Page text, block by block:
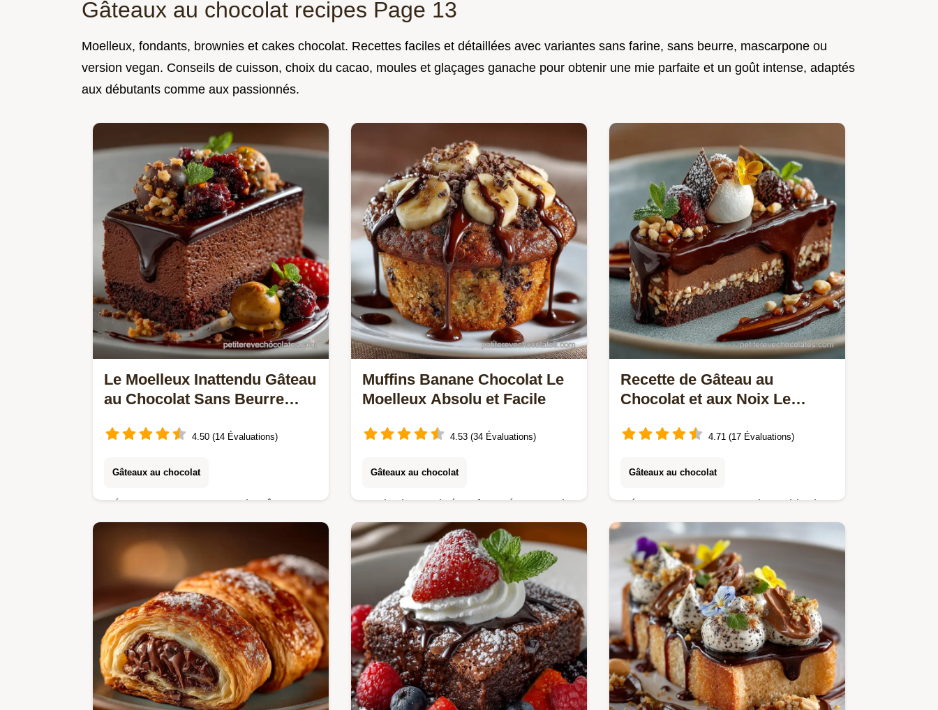
Gâteaux au chocolat recipes Page 13
Moelleux, fondants, brownies et cakes chocolat. Recettes faciles et détaillées avec variantes sans farine, sans beurre, mascarpone ou
version vegan. Conseils de cuisson, choix du cacao, moules et glaçages ganache pour obtenir une mie parfaite et un goût intense, adaptés
aux débutants comme aux passionnés.
Le Moelleux Inattendu Gâteau
au Chocolat Sans Beurre
4.50 (14 Évaluations)
Gâteaux au chocolat
Découvrez notre recette de gâteau au
chocolat sans beurre incroyablement
moelleux et aérien Le secret réside
dans lhuile et les blancs montés
Muffins Banane Chocolat Le
Moelleux Absolu et Facile
4.53 (34 Évaluations)
Gâteaux au chocolat
Envie dun vrai réconfort Découvrez la
recette des muffins banane chocolat
ultramoelleux sans stress et parfaits
pour le quatreheures On vous livre le
secret de…
Recette de Gâteau au
Chocolat et aux Noix Le
4.71 (17 Évaluations)
Gâteaux au chocolat
Découvrez notre recette inratable de
Gâteau au Chocolat et aux Noix un
dessert chocolat noix facile qui
garantit un cœur incroyablement
moelleux Un délice…